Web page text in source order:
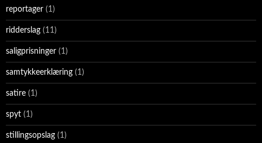
reportager (1)
ridderslag (11)
saligprisninger (1)
samtykkeerklæring (1)
satire (1)
spyt (1)
stillingsopslag (1)